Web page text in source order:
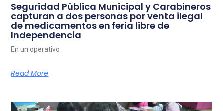
Seguridad Pública Municipal y Carabineros
capturan a dos personas por venta ilegal
de medicamentos en feria libre de
Independencia
En un operativo
Read More